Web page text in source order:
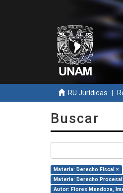
RU Jurídicas
Buscar
Materia: Derecho Fiscal ×
Materia: Derecho Procesal
Autor: Flores Mendoza,